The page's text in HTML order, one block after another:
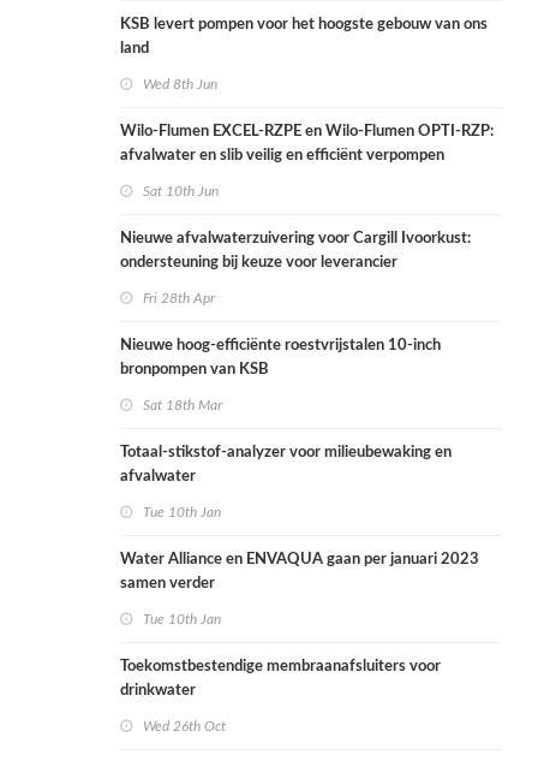
KSB levert pompen voor het hoogste gebouw van ons
land
Wed 8th Jun
Wilo-Flumen EXCEL-RZPE en Wilo-Flumen OPTI-RZP:
afvalwater en slib veilig en efficiënt verpompen
Sat 10th Jun
Nieuwe afvalwaterzuivering voor Cargill Ivoorkust:
ondersteuning bij keuze voor leverancier
Fri 28th Apr
Nieuwe hoog-efficiënte roestvrijstalen 10-inch
bronpompen van KSB
Sat 18th Mar
Totaal-stikstof-analyzer voor milieubewaking en
afvalwater
Tue 10th Jan
Water Alliance en ENVAQUA gaan per januari 2023
samen verder
Tue 10th Jan
Toekomstbestendige membraanafsluiters voor
drinkwater
Wed 26th Oct